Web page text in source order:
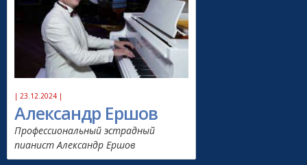
| 23.12.2024 |
Александр Ершов
Профессиональный эстрадный
пианист Александр Ершов